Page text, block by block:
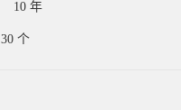
10 年
30 个